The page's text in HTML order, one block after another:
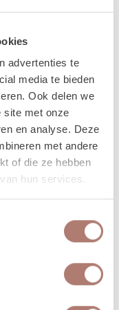
advertenties te
media te bieden
Ook delen we
site met onze
en analyse. Deze
met andere
of die ze hebben
hun services.
houten
op meerdere
op foto’s
of buitenbruiloft
sfeervolle